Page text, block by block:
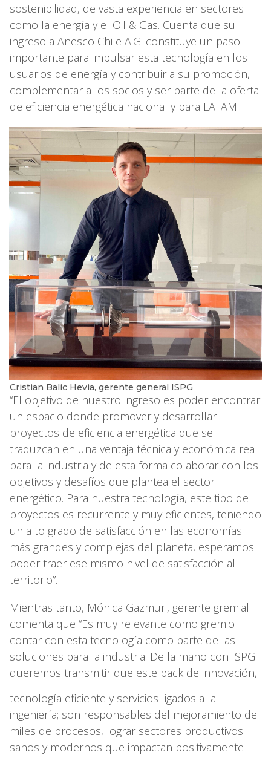
sostenibilidad, de vasta experiencia en sectores
como la energía y el Oil & Gas. Cuenta que su
ingreso a Anesco Chile A.G. constituye un paso
importante para impulsar esta tecnología en los
usuarios de energía y contribuir a su promoción,
complementar a los socios y ser parte de la oferta
de eficiencia energética nacional y para LATAM.
Cristian Balic Hevia, gerente general ISPG
“El objetivo de nuestro ingreso es poder encontrar
un espacio donde promover y desarrollar
proyectos de eficiencia energética que se
traduzcan en una ventaja técnica y económica real
para la industria y de esta forma colaborar con los
objetivos y desafíos que plantea el sector
energético. Para nuestra tecnología, este tipo de
proyectos es recurrente y muy eficientes, teniendo
un alto grado de satisfacción en las economías
más grandes y complejas del planeta, esperamos
poder traer ese mismo nivel de satisfacción al
territorio”.
Mientras tanto, Mónica Gazmuri, gerente gremial
comenta que “Es muy relevante como gremio
contar con esta tecnología como parte de las
soluciones para la industria. De la mano con ISPG
queremos transmitir que este pack de innovación,
tecnología eficiente y servicios ligados a la
ingeniería; son responsables del mejoramiento de
miles de procesos, lograr sectores productivos
sanos y modernos que impactan positivamente